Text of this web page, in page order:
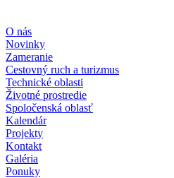
O nás
Novinky
Zameranie
Cestovný ruch a turizmus
Technické oblasti
Životné prostredie
Spoločenská oblasť
Kalendár
Projekty
Kontakt
Galéria
Ponuky